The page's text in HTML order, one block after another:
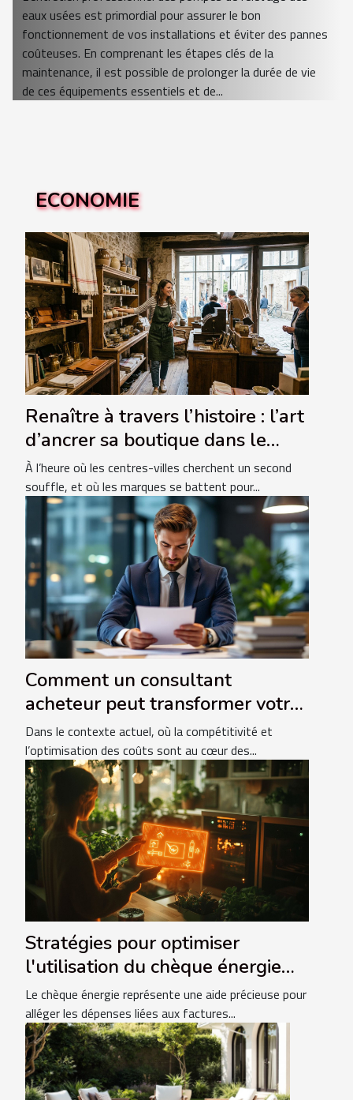
eaux usées est primordial pour assurer le bon
fonctionnement de vos installations et éviter des pannes
coûteuses. En comprenant les étapes clés de la
maintenance, il est possible de prolonger la durée de vie
de ces équipements essentiels et de...
ECONOMIE
Renaître à travers l’histoire : l’art
d’ancrer sa boutique dans le
temps
À l’heure où les centres-villes cherchent un second
souffle, et où les marques se battent pour...
Comment un consultant
acheteur peut transformer votre
performance d'achat ?
Dans le contexte actuel, où la compétitivité et
l’optimisation des coûts sont au cœur des...
Stratégies pour optimiser
l'utilisation du chèque énergie
dans votre foyer
Le chèque énergie représente une aide précieuse pour
alléger les dépenses liées aux factures...